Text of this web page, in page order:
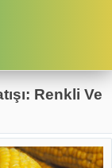
Renkli Ve